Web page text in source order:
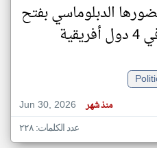
الدبلوماسي بفتح
Jun 30, 2026
منذ شهر
عدد الكلمات: ٢٢٨